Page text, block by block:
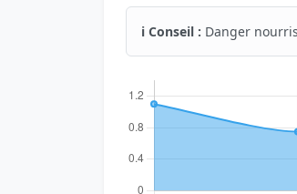
ℹ️ Conseil : Danger